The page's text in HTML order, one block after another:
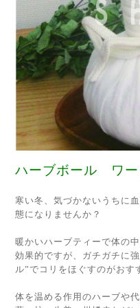
ハーブボール ワー
寒い冬、気づかないうちに
態になりませんか？
暖かいハーブティーで体の
効果的ですが、ガチガチに
ル”でコリをほぐすのがおす
体を温める作用のハーブや